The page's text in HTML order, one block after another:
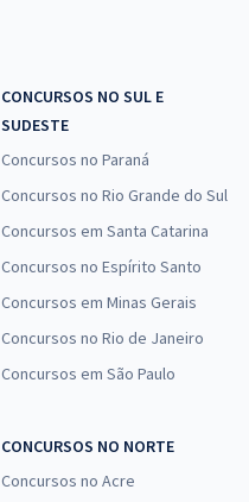
CONCURSOS NO SUL E
SUDESTE
Concursos no Paraná
Concursos no Rio Grande do Sul
Concursos em Santa Catarina
Concursos no Espírito Santo
Concursos em Minas Gerais
Concursos no Rio de Janeiro
Concursos em São Paulo
CONCURSOS NO NORTE
Concursos no Acre